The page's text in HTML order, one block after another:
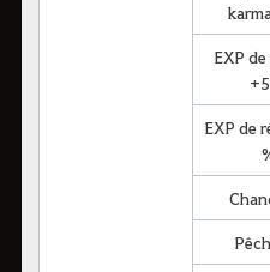
EXP
EXP de